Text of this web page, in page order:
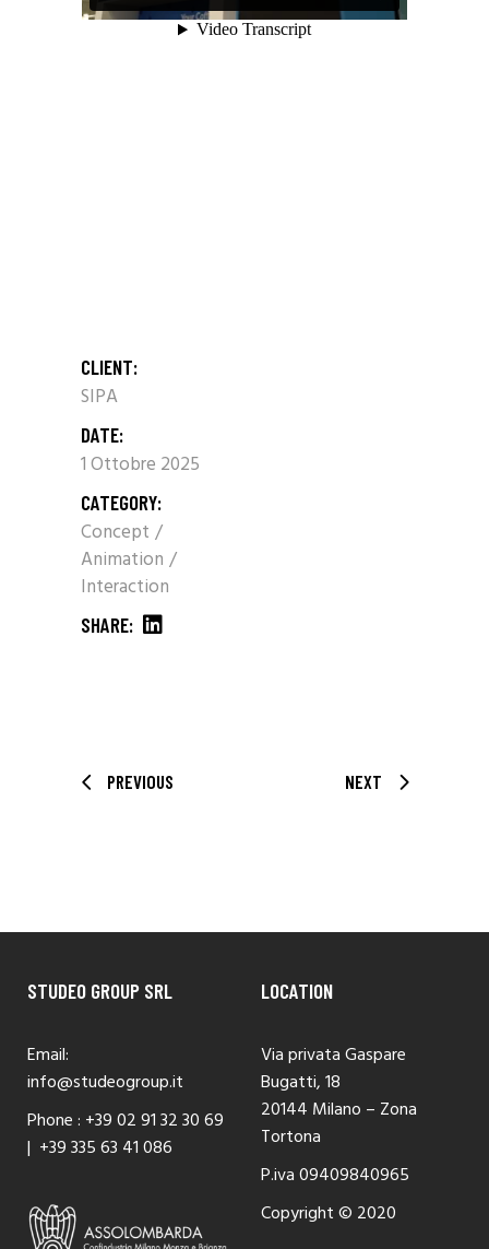
CLIENT:
SIPA
DATE:
1 Ottobre 2025
CATEGORY:
Concept
Animation
Interaction
SHARE:
PREVIOUS NEXT
STUDEO GROUP SRL
Email:
info@studeogroup.it
Phone : +39 02 91 32 30 69
| +39 335 63 41 086
LOCATION
Via privata Gaspare
Bugatti, 18
20144 Milano – Zona
Tortona
P.iva 09409840965
Copyright © 2020